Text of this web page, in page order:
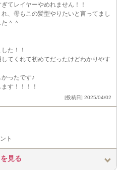
てレイヤーやめれません！！
、母もこの髪型やりたいと言ってまし
＾＾
た！！
てくれて初めてだったけどわかりやす
ったです♪
す！！！！
[投稿日] 2025/04/02
ト
見る